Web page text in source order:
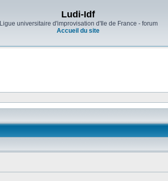
Ludi-Idf
Ligue universitaire d'improvisation d'Ile de France - forum
Accueil du site